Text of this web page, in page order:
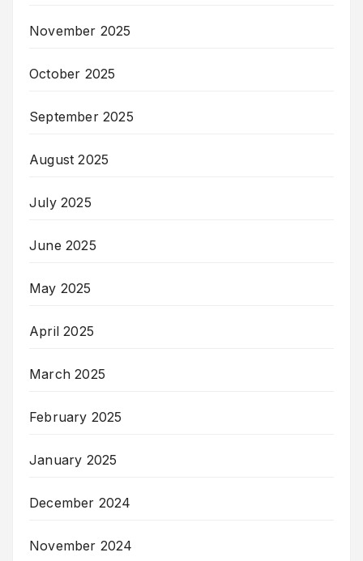
November 2025
October 2025
September 2025
August 2025
July 2025
June 2025
May 2025
April 2025
March 2025
February 2025
January 2025
December 2024
November 2024